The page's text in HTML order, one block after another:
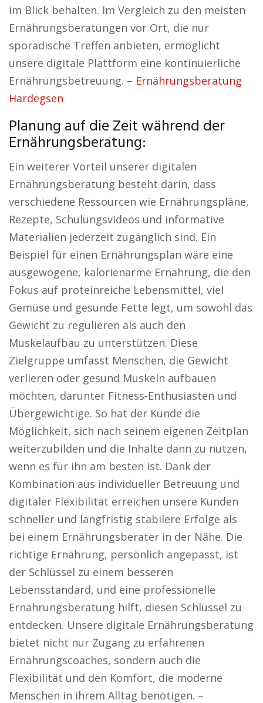
im Blick behalten. Im Vergleich zu den meisten
Ernährungsberatungen vor Ort, die nur
sporadische Treffen anbieten, ermöglicht
unsere digitale Plattform eine kontinuierliche
Ernährungsbetreuung. – Ernährungsberatung
Hardegsen
Planung auf die Zeit während der
Ernährungsberatung:
Ein weiterer Vorteil unserer digitalen
Ernährungsberatung besteht darin, dass
verschiedene Ressourcen wie Ernährungspläne,
Rezepte, Schulungsvideos und informative
Materialien jederzeit zugänglich sind. Ein
Beispiel für einen Ernährungsplan wäre eine
ausgewogene, kalorienarme Ernährung, die den
Fokus auf proteinreiche Lebensmittel, viel
Gemüse und gesunde Fette legt, um sowohl das
Gewicht zu regulieren als auch den
Muskelaufbau zu unterstützen. Diese
Zielgruppe umfasst Menschen, die Gewicht
verlieren oder gesund Muskeln aufbauen
möchten, darunter Fitness-Enthusiasten und
Übergewichtige. So hat der Kunde die
Möglichkeit, sich nach seinem eigenen Zeitplan
weiterzubilden und die Inhalte dann zu nutzen,
wenn es für ihn am besten ist. Dank der
Kombination aus individueller Betreuung und
digitaler Flexibilität erreichen unsere Kunden
schneller und langfristig stabilere Erfolge als
bei einem Ernährungsberater in der Nähe. Die
richtige Ernährung, persönlich angepasst, ist
der Schlüssel zu einem besseren
Lebensstandard, und eine professionelle
Ernährungsberatung hilft, diesen Schlüssel zu
entdecken. Unsere digitale Ernährungsberatung
bietet nicht nur Zugang zu erfahrenen
Ernährungscoaches, sondern auch die
Flexibilität und den Komfort, die moderne
Menschen in ihrem Alltag benötigen. –